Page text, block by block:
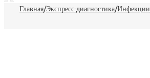
Главная/Экспресс-диагностика/Инфекции